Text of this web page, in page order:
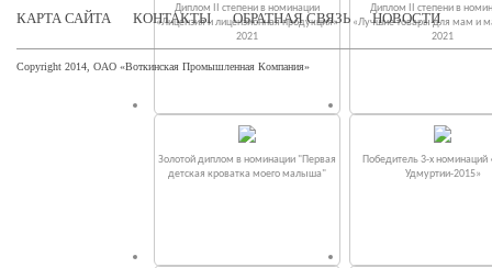
Диплом II степени в номинации
«Лицензия и лицензионная продукция»
2021
Диплом II степени в
«Лучшие товары для мам и
2021
Золотой диплом в номинации "Первая
детская кроватка моего малыша"
Победитель 3-х номинаций
Удмуртии-2015»
КАРТА САЙТА КОНТАКТЫ ОБРАТНАЯ СВЯЗЬ НОВОСТИ
Copyright 2014, ОАО «Воткинская Промышленная Компания»